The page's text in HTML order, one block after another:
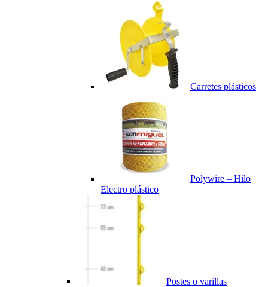
Carretes plásticos
Polywire – Hilo
Electro plástico
Postes o varillas